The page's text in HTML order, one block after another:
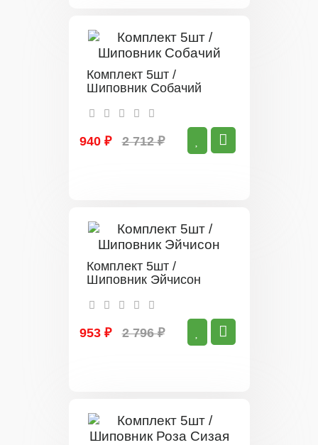
Комплект 5шт /
Шиповник Собачий
940 ₽ 2 712 ₽
Комплект 5шт /
Шиповник Эйчисон
953 ₽ 2 796 ₽